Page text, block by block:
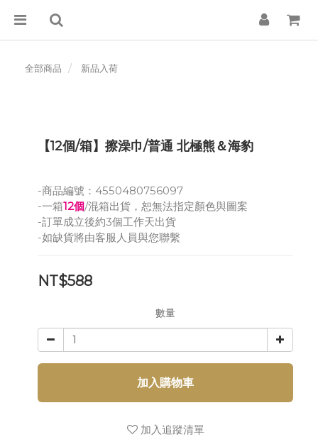
全部商品 新品入荷
【12個/箱】擦澡巾/普通 北極熊＆海豹
-商品編號：4550480756097
-一箱12個/混箱出貨，恕無法指定顏色與圖案
-訂單成立後約3個工作天出貨
-如缺貨將由客服人員與您聯繫
NT$588
數量
加入購物車
加入追蹤清單